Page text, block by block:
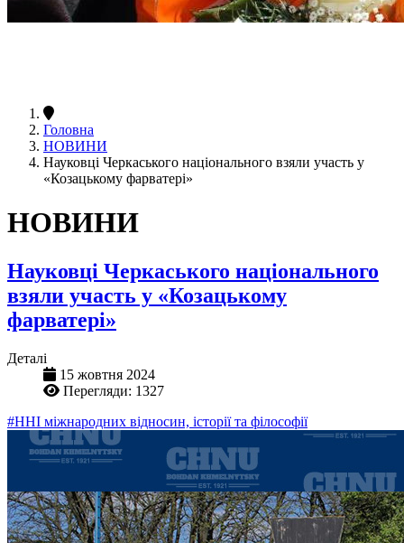
Головна
НОВИНИ
Науковці Черкаського національного взяли участь у
«Козацькому фарватері»
НОВИНИ
Науковці Черкаського національного
взяли участь у «Козацькому
фарватері»
Деталі
15 жовтня 2024
Перегляди: 1327
#ННІ міжнародних відносин, історії та філософії